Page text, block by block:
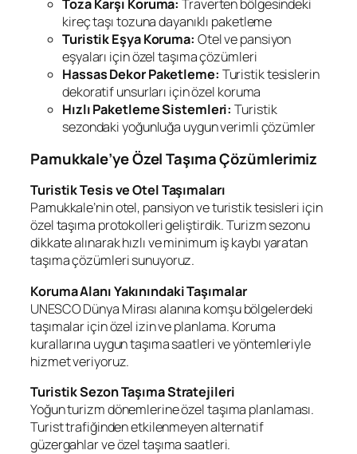
Toza Karşı Koruma: Traverten bölgesindeki
kireç taşı tozuna dayanıklı paketleme
Turistik Eşya Koruma: Otel ve pansiyon
eşyaları için özel taşıma çözümleri
Hassas Dekor Paketleme: Turistik tesislerin
dekoratif unsurları için özel koruma
Hızlı Paketleme Sistemleri: Turistik
sezondaki yoğunluğa uygun verimli çözümler
Pamukkale’ye Özel Taşıma Çözümlerimiz
Turistik Tesis ve Otel Taşımaları
Pamukkale’nin otel, pansiyon ve turistik tesisleri için
özel taşıma protokolleri geliştirdik. Turizm sezonu
dikkate alınarak hızlı ve minimum iş kaybı yaratan
taşıma çözümleri sunuyoruz.
Koruma Alanı Yakınındaki Taşımalar
UNESCO Dünya Mirası alanına komşu bölgelerdeki
taşımalar için özel izin ve planlama. Koruma
kurallarına uygun taşıma saatleri ve yöntemleriyle
hizmet veriyoruz.
Turistik Sezon Taşıma Stratejileri
Yoğun turizm dönemlerine özel taşıma planlaması.
Turist trafiğinden etkilenmeyen alternatif
güzergahlar ve özel taşıma saatleri.